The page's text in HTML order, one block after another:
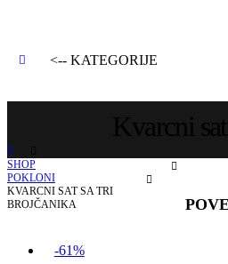
<-- KATEGORIJE
SHOP
POKLONI
KVARCNI SAT SA TRI
BROJČANIKA
-61%